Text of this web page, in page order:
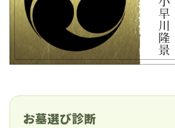
お墓選び診断